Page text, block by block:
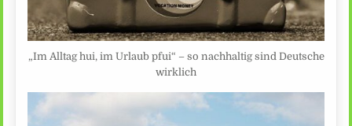
„Im Alltag hui, im Urlaub pfui“ – so nachhaltig sind Deutsche
wirklich